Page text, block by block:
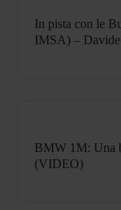
In pista con le
IMSA) –
BMW 1M: Una
(VIDEO)